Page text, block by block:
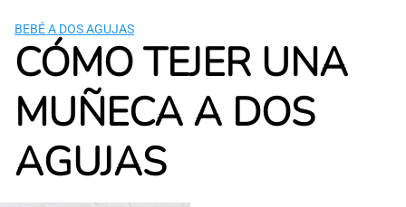
BEBÉ A DOS AGUJAS
CÓMO TEJER UNA
MUÑECA A DOS
AGUJAS